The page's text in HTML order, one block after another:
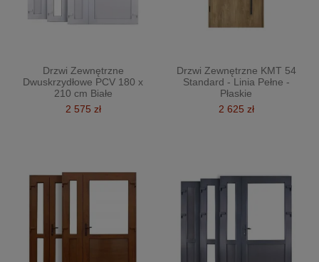
Drzwi Zewnętrzne
Dwuskrzydłowe PCV 180 x
210 cm Białe
2 575 zł
Drzwi Zewnętrzne KMT 54
Standard - Linia Pełne -
Płaskie
2 625 zł